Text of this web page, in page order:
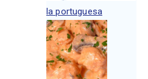
la portuguesa